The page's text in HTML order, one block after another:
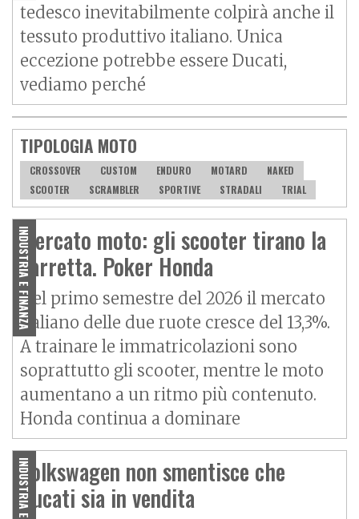
tedesco inevitabilmente colpirà anche il
tessuto produttivo italiano. Unica
eccezione potrebbe essere Ducati,
vediamo perché
TIPOLOGIA MOTO
CROSSOVER CUSTOM ENDURO MOTARD
NAKED
SCOOTER
SCRAMBLER SPORTIVE STRADALI TRIAL
INDUSTRIA E FINANZA
Mercato moto: gli scooter tirano la
carretta. Poker Honda
Nel primo semestre del 2026 il mercato
italiano delle due ruote cresce del 13,3%.
A trainare le immatricolazioni sono
soprattutto gli scooter, mentre le moto
aumentano a un ritmo più contenuto.
Honda continua a dominare
Volkswagen non smentisce che
Ducati sia in vendita